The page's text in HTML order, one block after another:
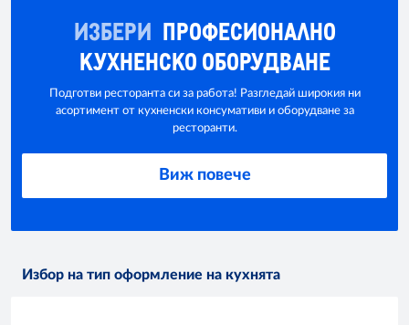
ИЗБЕРИ ПРОФЕСИОНАЛНО
КУХНЕНСКО ОБОРУДВАНЕ
Подготви ресторанта си за работа! Разгледай широкия ни
асортимент от кухненски консумативи и оборудване за
ресторанти.
Виж повече
Избор на тип оформление на кухнята